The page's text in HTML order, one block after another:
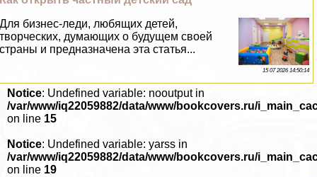
Для бизнес-леди, любящих детей,
творческих, думающих о будущем своей
страны и предназначена эта статья...
15 07 2026 14:50:14
Notice: Undefined variable: nooutput in
/var/www/iq22059882/data/www/bookcovers.ru/
on line 15
Notice: Undefined variable: yarss in
/var/www/iq22059882/data/www/bookcovers.ru/
on line 19